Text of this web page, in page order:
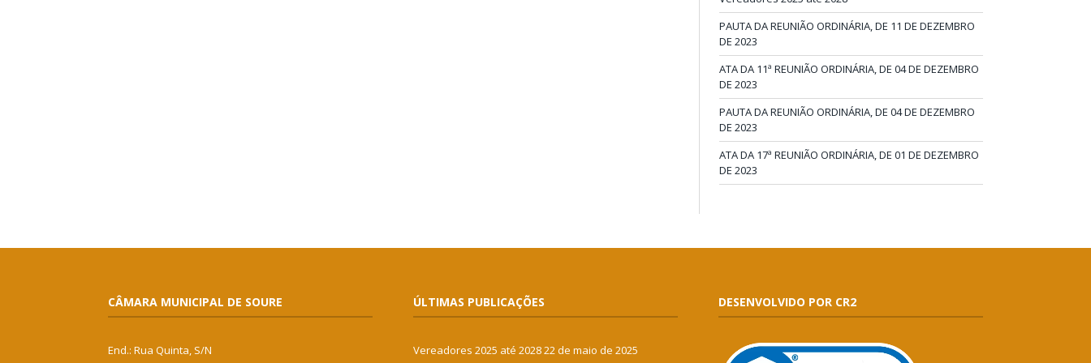
PAUTA DA REUNIÃO ORDINÁRIA, DE 11 DE DEZEMBRO
DE 2023
ATA DA 11ª REUNIÃO ORDINÁRIA, DE 04 DE DEZEMBRO
DE 2023
PAUTA DA REUNIÃO ORDINÁRIA, DE 04 DE DEZEMBRO
DE 2023
ATA DA 17ª REUNIÃO ORDINÁRIA, DE 01 DE DEZEMBRO
DE 2023
CÂMARA MUNICIPAL DE SOURE
End.: Rua Quinta, S/N
ÚLTIMAS PUBLICAÇÕES
Vereadores 2025 até 202822 de maio de 2025
DESENVOLVIDO POR CR2